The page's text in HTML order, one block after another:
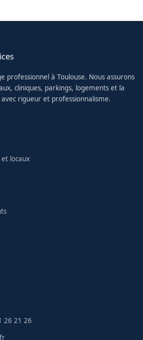
professionnel à Toulouse. Nous assurons
cliniques, parkings, logements et la
rigueur et professionnalisme.
locaux
26 21 26